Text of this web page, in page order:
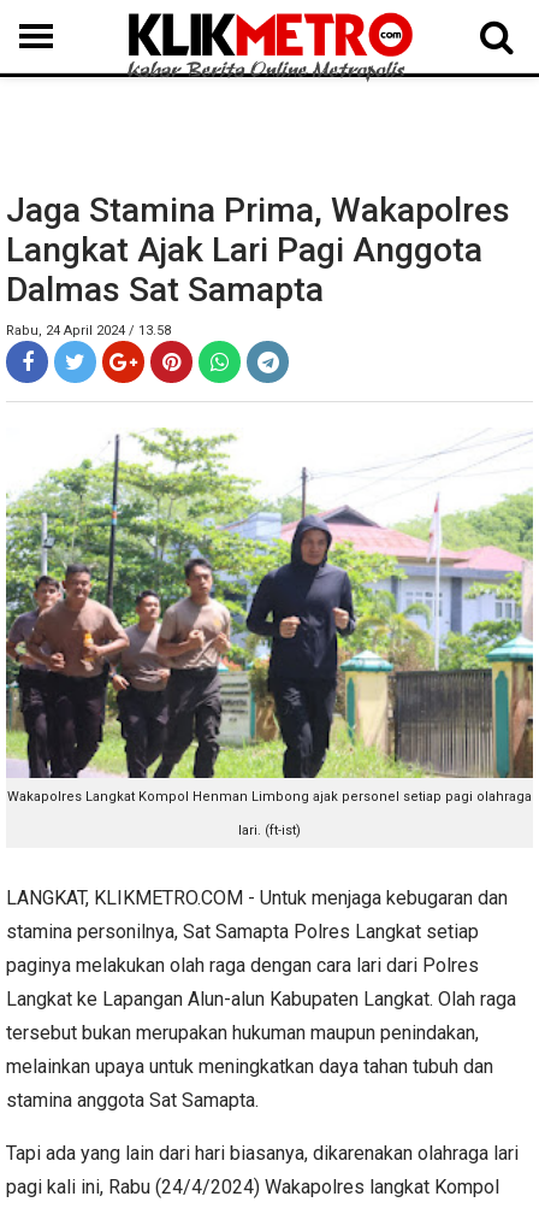
MEDAN LANGKAT DAIRI SAMOSIR TAPUT BATUBARA DELISERDANG
Jaga Stamina Prima, Wakapolres
Langkat Ajak Lari Pagi Anggota
Dalmas Sat Samapta
Rabu, 24 April 2024 / 13.58
Wakapolres Langkat Kompol Henman Limbong ajak personel setiap pagi olahraga
lari. (ft-ist)
LANGKAT, KLIKMETRO.COM - Untuk menjaga kebugaran dan
stamina personilnya, Sat Samapta Polres Langkat setiap
paginya melakukan olah raga dengan cara lari dari Polres
Langkat ke Lapangan Alun-alun Kabupaten Langkat. Olah raga
tersebut bukan merupakan hukuman maupun penindakan,
melainkan upaya untuk meningkatkan daya tahan tubuh dan
stamina anggota Sat Samapta.
Tapi ada yang lain dari hari biasanya, dikarenakan olahraga lari
pagi kali ini, Rabu (24/4/2024) Wakapolres langkat Kompol